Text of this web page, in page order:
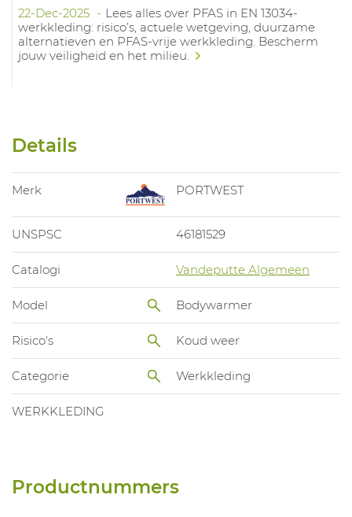
22-Dec-2025
Lees alles over PFAS in EN 13034-
werkkleding: risico’s, actuele wetgeving, duurzame
alternatieven en PFAS-vrije werkkleding. Bescherm
jouw veiligheid en het milieu.
Details
Merk PORTWEST
UNSPSC 46181529
Catalogi Vandeputte Algemeen
Model Bodywarmer
Risico's Koud weer
Categorie Werkkleding
WERKKLEDING
Productnummers